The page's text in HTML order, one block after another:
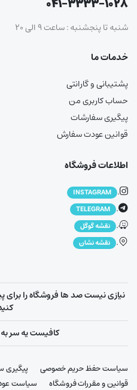
۰۴۱-۳۳۳۳-۱۰۲۸
شنبه تا پنجشنبه : ساعت ۹ الی ۲۰
خدمات ما
پشتیبانی و گارانتی
حساب کاربری من
پیگیری سفارشات
قوانین عودت سفارش
اطلاعات فروشگاه
.
INSTAGRAM
.
TELEGRAM
. نقشه گوگل
. نقشه نشان
نیازی نیست صد ها فروشگاه را برای
کافیست یه سر به
سیاست حفظ حریم خصوصی
پیگیری
قوانین و مقررات فروشگاه
سیاست